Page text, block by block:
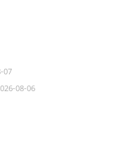
07
08-06